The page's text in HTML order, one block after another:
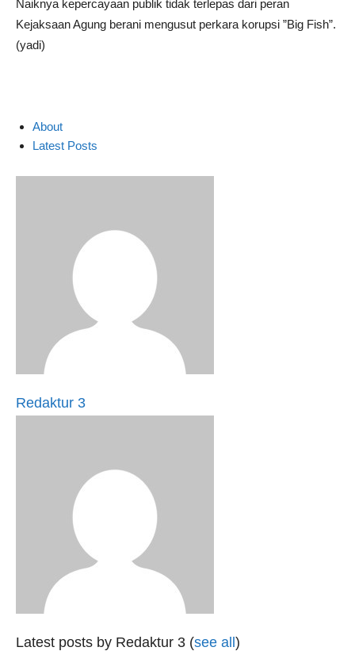
Naiknya kepercayaan publik tidak terlepas dari peran
Kejaksaan Agung berani mengusut perkara korupsi ”Big Fish”.
(yadi)
About
Latest Posts
Redaktur 3
Latest posts by Redaktur 3 (see all)